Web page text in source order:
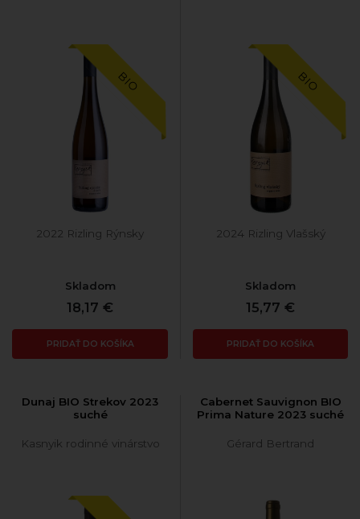
BIO
2022 Rizling Rýnsky
Skladom
18,17 €
PRIDAŤ DO KOŠÍKA
BIO
2024 Rizling Vlašský
Skladom
15,77 €
PRIDAŤ DO KOŠÍKA
Dunaj BIO Strekov 2023
suché
Kasnyik rodinné vinárstvo
Cabernet Sauvignon BIO
Prima Nature 2023 suché
Gérard Bertrand